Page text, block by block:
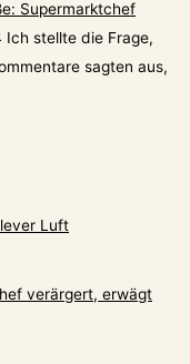
Supermarktchef
Ich stellte die Frage,
sagten aus,
Luft
verärgert, erwägt